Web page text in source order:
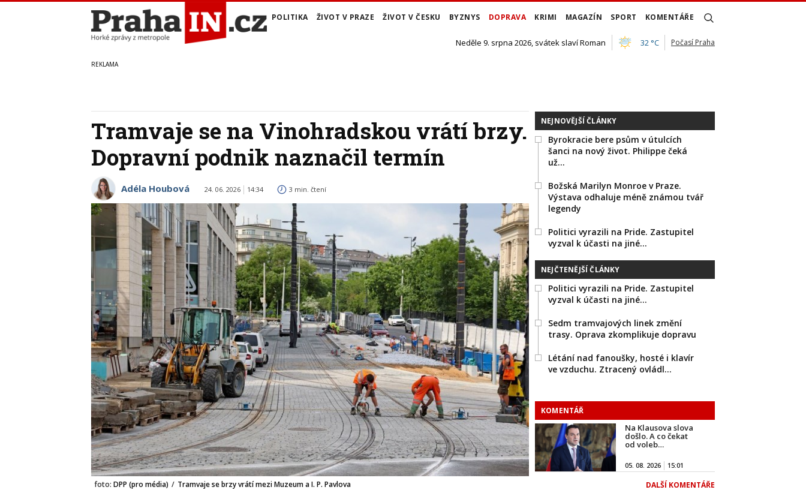
POLITIKA ŽIVOT V PRAZE ŽIVOT V ČESKU BYZNYS DOPRAVA KRIMI MAGAZÍN SPORT KOMENTÁŘE
Neděle 9. srpna 2026, svátek slaví Roman 32 °C Počasí Praha
Tramvaje se na Vinohradskou vrátí brzy.
Dopravní podnik naznačil termín
Adéla Houbová 24. 06. 2026 14:34 3 min. čtení
foto: DPP (pro média) / Tramvaje se brzy vrátí mezi Muzeum a I. P. Pavlova
NEJNOVĚJŠÍ ČLÁNKY
Byrokracie bere psům v útulcích
šanci na nový život. Philippe čeká
už…
Božská Marilyn Monroe v Praze.
Výstava odhaluje méně známou tvář
legendy
Politici vyrazili na Pride. Zastupitel
vyzval k účasti na jiné…
NEJČTENĚJŠÍ ČLÁNKY
Politici vyrazili na Pride. Zastupitel
vyzval k účasti na jiné…
Sedm tramvajových linek změní
trasy. Oprava zkomplikuje dopravu
Létání nad fanoušky, hosté i klavír
ve vzduchu. Ztracený ovládl…
KOMENTÁŘ
Na Klausova slova
došlo. A co čekat
od voleb…
05. 08. 2026 15:01
DALŠÍ KOMENTÁŘE